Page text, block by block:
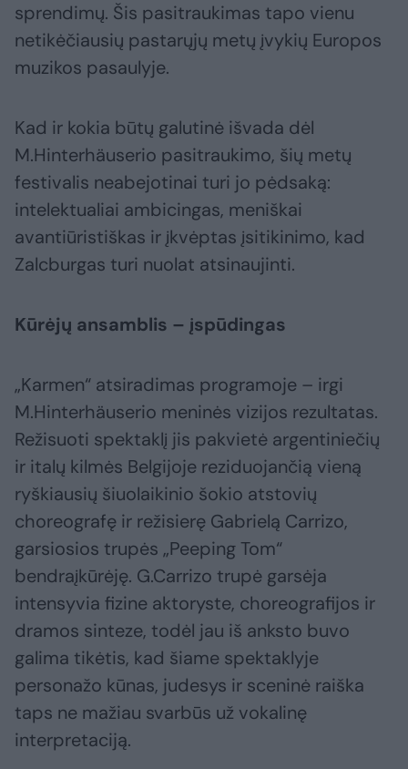
sprendimų. Šis pasitraukimas tapo vienu
netikėčiausių pastarųjų metų įvykių Europos
muzikos pasaulyje.
Kad ir kokia būtų galutinė išvada dėl
M.Hinterhäuserio pasitraukimo, šių metų
festivalis neabejotinai turi jo pėdsaką:
intelektualiai ambicingas, meniškai
avantiūristiškas ir įkvėptas įsitikinimo, kad
Zalcburgas turi nuolat atsinaujinti.
Kūrėjų ansamblis – įspūdingas
„Karmen“ atsiradimas programoje – irgi
M.Hinterhäuserio meninės vizijos rezultatas.
Režisuoti spektaklį jis pakvietė argentiniečių
ir italų kilmės Belgijoje reziduojančią vieną
ryškiausių šiuolaikinio šokio atstovių
choreografę ir režisierę Gabrielą Carrizo,
garsiosios trupės „Peeping Tom“
bendraįkūrėję. G.Carrizo trupė garsėja
intensyvia fizine aktoryste, choreografijos ir
dramos sinteze, todėl jau iš anksto buvo
galima tikėtis, kad šiame spektaklyje
personažo kūnas, judesys ir sceninė raiška
taps ne mažiau svarbūs už vokalinę
interpretaciją.